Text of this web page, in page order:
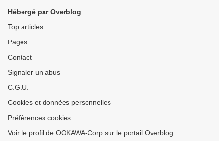
Hébergé par Overblog
Top articles
Pages
Contact
Signaler un abus
C.G.U.
Cookies et données personnelles
Préférences cookies
Voir le profil de OOKAWA-Corp sur le portail Overblog